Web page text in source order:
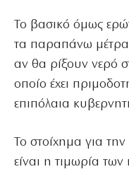
Το βασικό όμως
τα παραπάνω μέτρα
αν θα ρίξουν νερό
οποίο έχει
επιπόλαια
Το στοίχημα για
είναι η τιμωρία